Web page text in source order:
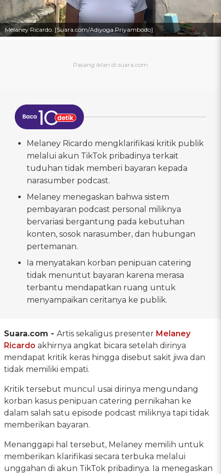
Melaney Ricardo. [Suara.com/Adiyoga Priyambodo]
Melaney Ricardo mengklarifikasi kritik publik
melalui akun TikTok pribadinya terkait
tuduhan tidak memberi bayaran kepada
narasumber podcast.
Melaney menegaskan bahwa sistem
pembayaran podcast personal miliknya
bervariasi bergantung pada kebutuhan
konten, sosok narasumber, dan hubungan
pertemanan.
Ia menyatakan korban penipuan catering
tidak menuntut bayaran karena merasa
terbantu mendapatkan ruang untuk
menyampaikan ceritanya ke publik.
Suara.com - Artis sekaligus presenter Melaney
Ricardo akhirnya angkat bicara setelah dirinya
mendapat kritik keras hingga disebut sakit jiwa dan
tidak memiliki empati.
Kritik tersebut muncul usai dirinya mengundang
korban kasus penipuan catering pernikahan ke
dalam salah satu episode podcast miliknya tapi tidak
memberikan bayaran.
Menanggapi hal tersebut, Melaney memilih untuk
memberikan klarifikasi secara terbuka melalui
unggahan di akun TikTok pribadinya. Ia menegaskan